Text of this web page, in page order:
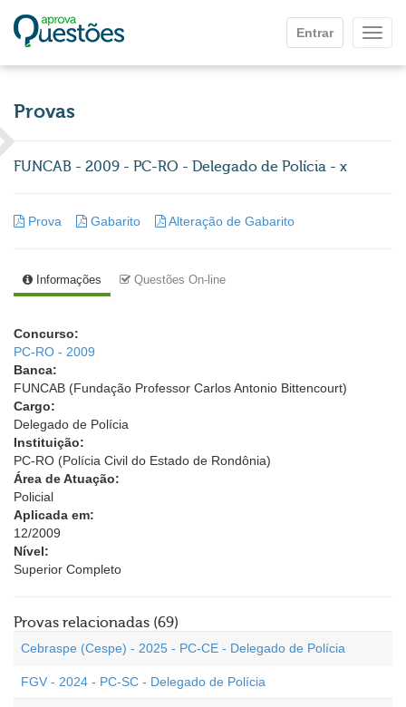
Entrar
Provas
FUNCAB - 2009 - PC-RO - Delegado de Polícia - x
Prova Gabarito Alteração de Gabarito
Informações Questões On-line
Concurso:
PC-RO - 2009
Banca:
FUNCAB (Fundação Professor Carlos Antonio Bittencourt)
Cargo:
Delegado de Polícia
Instituição:
PC-RO (Polícia Civil do Estado de Rondônia)
Área de Atuação:
Policial
Aplicada em:
12/2009
Nível:
Superior Completo
Provas relacionadas (69)
Cebraspe (Cespe) - 2025 - PC-CE - Delegado de Polícia
FGV - 2024 - PC-SC - Delegado de Polícia